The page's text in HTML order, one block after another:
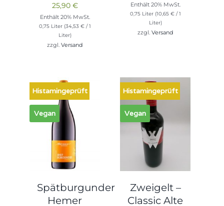
25,90 €
Enthält 20% MwSt.
0,75 Liter (34,53 €/ 1
Liter)
zzgl.Versand
Enthält 20% MwSt.
0,75 Liter (10,65 €/ 1
Liter)
zzgl.Versand
Histamingeprüft
Vegan
Spätburgunder
Hemer
Histamingeprüft
Vegan
Zweigelt –
Classic Alte